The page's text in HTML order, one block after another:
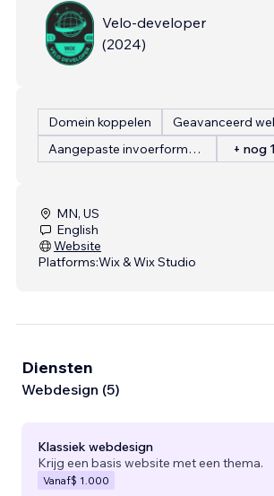
Velo-developer
(2024)
Domein koppelen
Geavanceerd
Aangepaste invoerformulieren
+ nog
MN, US
English
Website
Platforms:Wix & Wix Studio
Diensten
Webdesign (5)
Klassiek webdesign
Krijg een basis website met een thema.
Vanaf$ 1.000